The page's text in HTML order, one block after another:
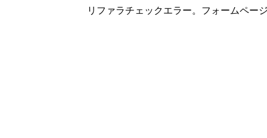
リファラチェックエラー。フォームペー